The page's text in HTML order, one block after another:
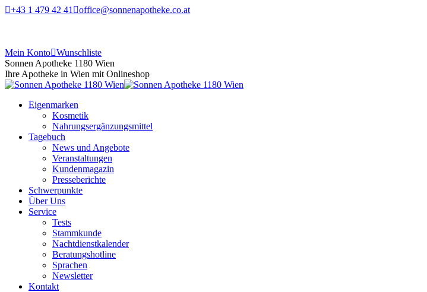
+43 1 479 42 41 office@sonnenapotheke.co.at
Mein Konto Wunschliste
Sonnen Apotheke 1180 Wien
Ihre Apotheke in Wien mit Onlineshop
Eigenmarken
Kosmetik
Nahrungsergänzungsmittel
Tagebuch
News und Angebote
Veranstaltungen
Kundenmagazin
Presseberichte
Schwerpunkte
Über Uns
Service
Tests
Stammkunde
Nachtdienstkalender
Beratungshotline
Sprachen
Newsletter
Kontakt